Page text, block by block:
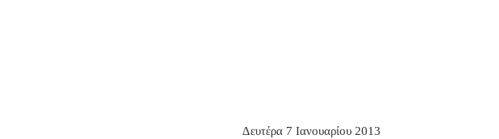
Δευτέρα 7 Ιανουαρίου 2013